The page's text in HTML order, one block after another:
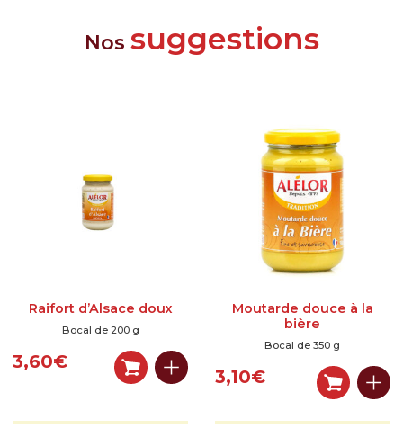
Nos suggestions
Raifort d’Alsace doux
Bocal de 200 g
3,60€
Moutarde douce à la
bière
Bocal de 350 g
3,10€